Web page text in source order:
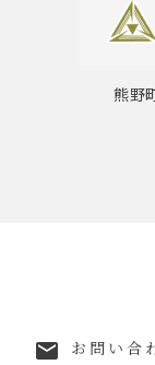
熊野
mail お問い合